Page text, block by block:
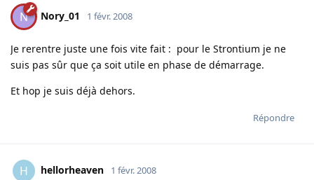
N Nory_01 1 févr. 2008
Je rerentre juste une fois vite fait : pour le Strontium je ne
suis pas sûr que ça soit utile en phase de démarrage.
Et hop je suis déjà dehors.
Répondre
H hellorheaven 1 févr. 2008